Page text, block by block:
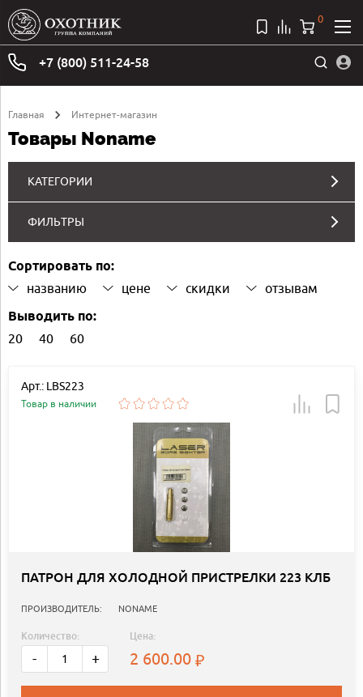
+7 (800) 511-24-58
0
Главная Интернет-магазин
Товары Noname
КАТЕГОРИИ
ФИЛЬТРЫ
Сортировать по:
названию цене скидки отзывам
Выводить по:
20 40 60
Арт.: LBS223
Товар в наличии
ПАТРОН ДЛЯ ХОЛОДНОЙ ПРИСТРЕЛКИ 223 КЛБ
ПРОИЗВОДИТЕЛЬ: NONAME
Количество:
- +
Цена:
2 600.00